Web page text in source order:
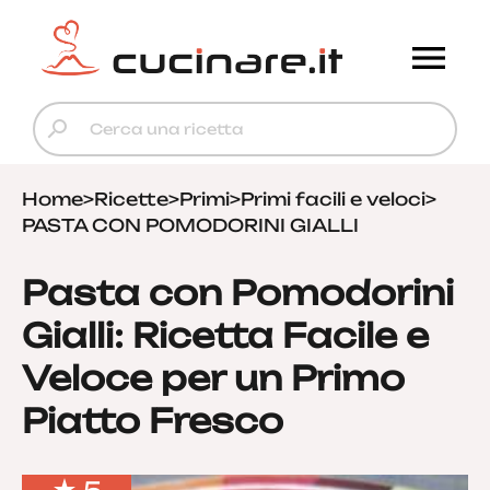
Home>Ricette>Primi>Primi facili e veloci>
PASTA CON POMODORINI GIALLI
Pasta con Pomodorini
Gialli: Ricetta Facile e
Veloce per un Primo
Piatto Fresco